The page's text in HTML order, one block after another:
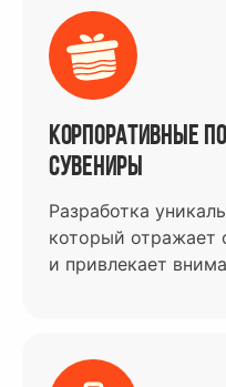
Корпоративные
сувениры
Разработка
который отражает
и привлекает